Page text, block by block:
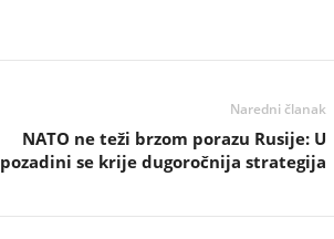
Naredni članak
NATO ne teži brzom porazu Rusije: U
pozadini se krije dugoročnija strategija